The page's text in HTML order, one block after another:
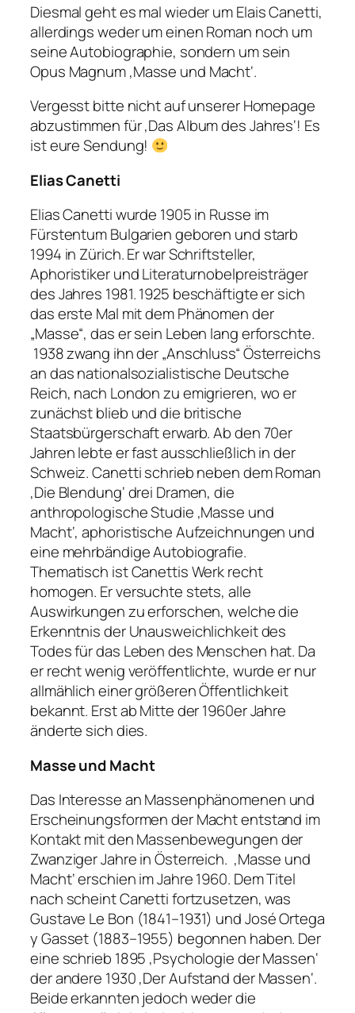
Diesmal geht es mal wieder um Elais Canetti,
allerdings weder um einen Roman noch um
seine Autobiographie, sondern um sein
Opus Magnum ‚Masse und Macht‘.
Vergesst bitte nicht auf unserer Homepage
abzustimmen für ‚Das Album des Jahres‘! Es
ist eure Sendung!
Elias Canetti
Elias Canetti wurde 1905 in Russe im
Fürstentum Bulgarien geboren und starb
1994 in Zürich. Er war Schriftsteller,
Aphoristiker und Literaturnobelpreisträger
des Jahres 1981. 1925 beschäftigte er sich
das erste Mal mit dem Phänomen der
„Masse“, das er sein Leben lang erforschte.
1938 zwang ihn der „Anschluss“ Österreichs
an das nationalsozialistische Deutsche
Reich, nach London zu emigrieren, wo er
zunächst blieb und die britische
Staatsbürgerschaft erwarb. Ab den 70er
Jahren lebte er fast ausschließlich in der
Schweiz. Canetti schrieb neben dem Roman
‚Die Blendung‘ drei Dramen, die
anthropologische Studie ‚Masse und
Macht‘, aphoristische Aufzeichnungen und
eine mehrbändige Autobiografie.
Thematisch ist Canettis Werk recht
homogen. Er versuchte stets, alle
Auswirkungen zu erforschen, welche die
Erkenntnis der Unausweichlichkeit des
Todes für das Leben des Menschen hat. Da
er recht wenig veröffentlichte, wurde er nur
allmählich einer größeren Öffentlichkeit
bekannt. Erst ab Mitte der 1960er Jahre
änderte sich dies.
Masse und Macht
Das Interesse an Massenphänomenen und
Erscheinungsformen der Macht entstand im
Kontakt mit den Massenbewegungen der
Zwanziger Jahre in Österreich. ‚Masse und
Macht‘ erschien im Jahre 1960. Dem Titel
nach scheint Canetti fortzusetzen, was
Gustave Le Bon (1841–1931) und José Ortega
y Gasset (1883–1955) begonnen haben. Der
eine schrieb 1895 ‚Psychologie der Massen‘
der andere 1930 ‚Der Aufstand der Massen‘.
Beide erkannten jedoch weder die